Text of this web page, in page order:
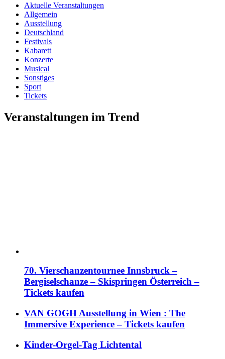
Aktuelle Veranstaltungen
Allgemein
Ausstellung
Deutschland
Festivals
Kabarett
Konzerte
Musical
Sonstiges
Sport
Tickets
Veranstaltungen im Trend
70. Vierschanzentournee Innsbruck –
Bergiselschanze – Skispringen Österreich –
Tickets kaufen
VAN GOGH Ausstellung in Wien : The
Immersive Experience – Tickets kaufen
Kinder-Orgel-Tag Lichtental